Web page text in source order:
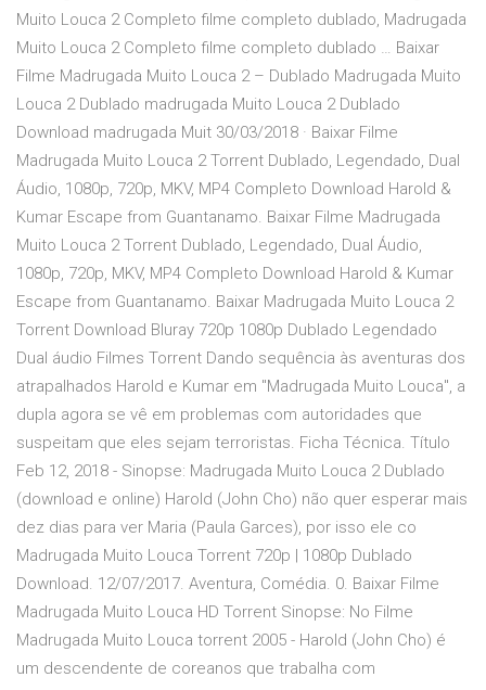
Muito Louca 2 Completo filme completo dublado, Madrugada
Muito Louca 2 Completo filme completo dublado … Baixar
Filme Madrugada Muito Louca 2 – Dublado Madrugada Muito
Louca 2 Dublado madrugada Muito Louca 2 Dublado
Download madrugada Muit 30/03/2018 · Baixar Filme
Madrugada Muito Louca 2 Torrent Dublado, Legendado, Dual
Áudio, 1080p, 720p, MKV, MP4 Completo Download Harold &
Kumar Escape from Guantanamo. Baixar Filme Madrugada
Muito Louca 2 Torrent Dublado, Legendado, Dual Áudio,
1080p, 720p, MKV, MP4 Completo Download Harold & Kumar
Escape from Guantanamo. Baixar Madrugada Muito Louca 2
Torrent Download Bluray 720p 1080p Dublado Legendado
Dual áudio Filmes Torrent Dando sequência às aventuras dos
atrapalhados Harold e Kumar em "Madrugada Muito Louca", a
dupla agora se vê em problemas com autoridades que
suspeitam que eles sejam terroristas. Ficha Técnica. Título
Feb 12, 2018 - Sinopse: Madrugada Muito Louca 2 Dublado
(download e online) Harold (John Cho) não quer esperar mais
dez dias para ver Maria (Paula Garces), por isso ele co
Madrugada Muito Louca Torrent 720p | 1080p Dublado
Download. 12/07/2017. Aventura, Comédia. 0. Baixar Filme
Madrugada Muito Louca HD Torrent Sinopse: No Filme
Madrugada Muito Louca torrent 2005 - Harold (John Cho) é
um descendente de coreanos que trabalha com